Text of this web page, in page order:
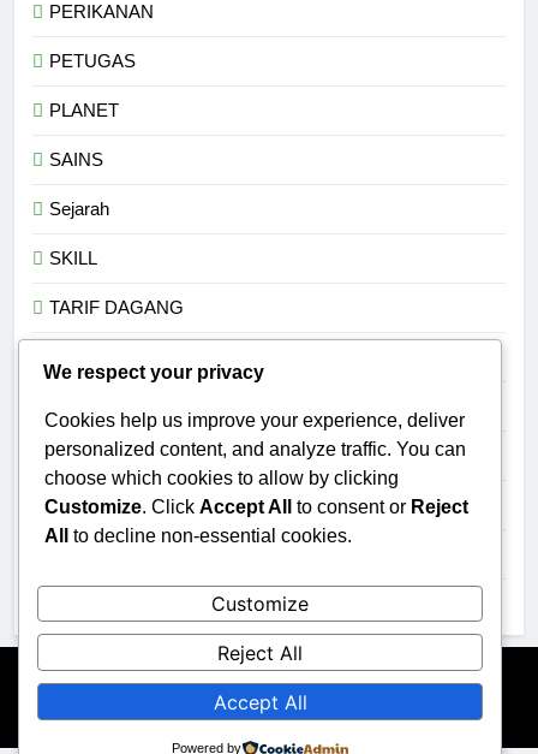
PERIKANAN
PETUGAS
PLANET
SAINS
Sejarah
SKILL
TARIF DAGANG
TRANSHUMANISME
UMKM
Newsmatic - News WordPress Theme 2026. Powered By
BlazeThemes
We respect your privacy
Cookies help us improve your experience, deliver
personalized content, and analyze traffic. You can
choose which cookies to allow by clicking
Customize. Click Accept All to consent or Reject
All
to decline non-essential cookies.
Customize
Reject All
Accept All
Powered by